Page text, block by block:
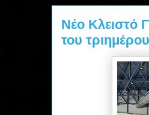
Νέο Κλειστό
του